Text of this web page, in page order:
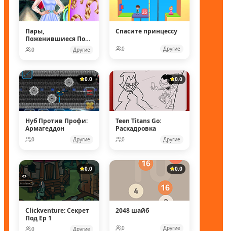
Пары,
Поженившиеся Под
Водой
0 Другие
Спасите принцессу
0 Другие
0.0
Нуб Против Профи:
Армагеддон
0 Другие
0.0
Teen Titans Go:
Раскадровка
0 Другие
0.0
Clickventure: Секрет
Под Ep 1
0 Другие
0.0
2048 шайб
0 Другие